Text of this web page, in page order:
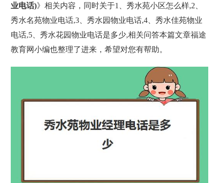
业电话)》相关内容，同时关于1、秀水苑小区怎么样,2、
秀水名苑物业电话,3、秀水园物业电话,4、秀水佳苑物业
电话,5、秀水花园物业电话是多少,相关问答本篇文章福途
教育网小编也整理了进来，希望对您有帮助。